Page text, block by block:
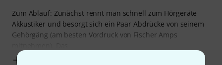
Zum Ablauf: Zunächst rennt man schnell zum Hörgeräte
Akkustiker und besorgt sich ein Paar Abdrücke von seinem
Gehörgäng (am besten Vordruck von Fischer Amps